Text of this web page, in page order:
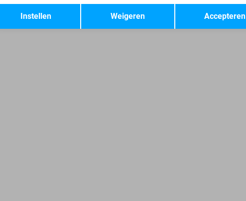
Terug Opslaan
Accepteren
Weigeren
Instellen